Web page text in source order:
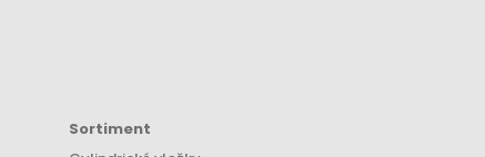
Sortiment